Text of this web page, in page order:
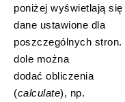
poniżej wyświetlają się
dane ustawione dla
poszczególnych stron.
dole można
dodać obliczenia
(calculate), np.